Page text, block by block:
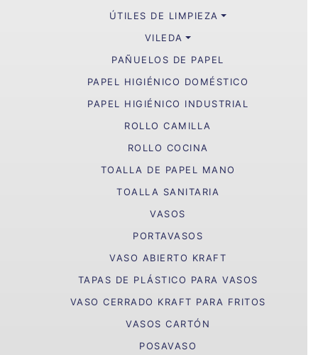
ÚTILES DE LIMPIEZA
VILEDA
PAÑUELOS DE PAPEL
PAPEL HIGIÉNICO DOMÉSTICO
PAPEL HIGIÉNICO INDUSTRIAL
ROLLO CAMILLA
ROLLO COCINA
TOALLA DE PAPEL MANO
TOALLA SANITARIA
VASOS
PORTAVASOS
VASO ABIERTO KRAFT
TAPAS DE PLÁSTICO PARA VASOS
VASO CERRADO KRAFT PARA FRITOS
VASOS CARTÓN
POSAVASO